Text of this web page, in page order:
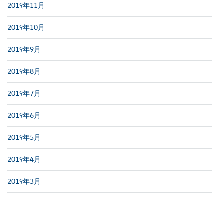
2019年11月
2019年10月
2019年9月
2019年8月
2019年7月
2019年6月
2019年5月
2019年4月
2019年3月